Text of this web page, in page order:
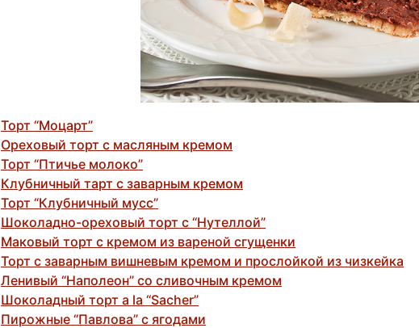
Торт “Моцарт”
Ореховый торт с масляным кремом
Торт “Птичье молоко”
Клубничный тарт с заварным кремом
Торт “Клубничный мусс”
Шоколадно-ореховый торт с “Нутеллой”
Маковый торт с кремом из вареной сгущенки
Торт с заварным вишневым кремом и прослойкой из чизкейка
Ленивый “Наполеон” со сливочным кремом
Шоколадный торт a la “Sacher”
Пирожные “Павлова” с ягодами